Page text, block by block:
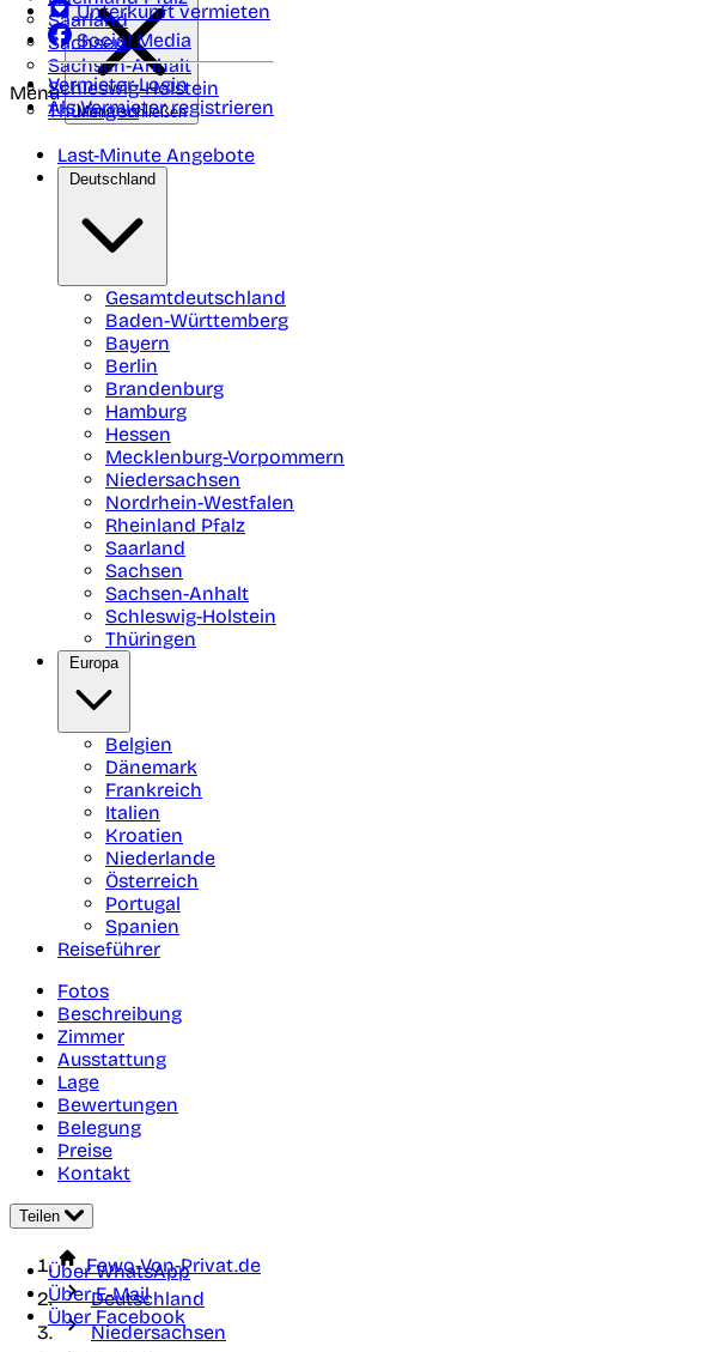
Saarland
Sachsen
Sachsen-Anhalt
Schleswig-Holstein
Thüringen
Unterkunft vermieten
Social Media
Vermieter-Login
Als Vermieter registrieren
Menü
Menü schließen
Last-Minute Angebote
Deutschland
Gesamtdeutschland
Baden-Württemberg
Bayern
Berlin
Brandenburg
Hamburg
Hessen
Mecklenburg-Vorpommern
Niedersachsen
Nordrhein-Westfalen
Rheinland Pfalz
Saarland
Sachsen
Sachsen-Anhalt
Schleswig-Holstein
Thüringen
Europa
Belgien
Dänemark
Frankreich
Italien
Kroatien
Niederlande
Österreich
Portugal
Spanien
Reiseführer
Fotos
Beschreibung
Zimmer
Ausstattung
Lage
Bewertungen
Belegung
Preise
Kontakt
Teilen
Über WhatsApp
Über E-Mail
Über Facebook
Fewo-Von-Privat.de
Deutschland
Niedersachsen